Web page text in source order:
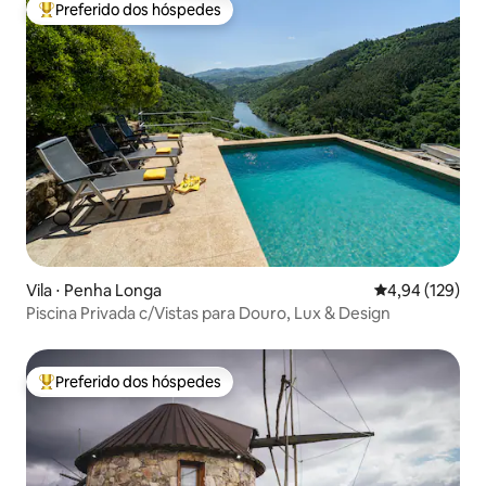
Entre os melhores preferidos dos hóspedes
Preferido dos hóspedes
Vila ⋅ Penha Longa 4,94 de uma
4,94 (129)
Piscina Privada c/Vistas para Douro, Lux & Design
Entre os melhores preferidos dos hóspedes
Preferido dos hóspedes